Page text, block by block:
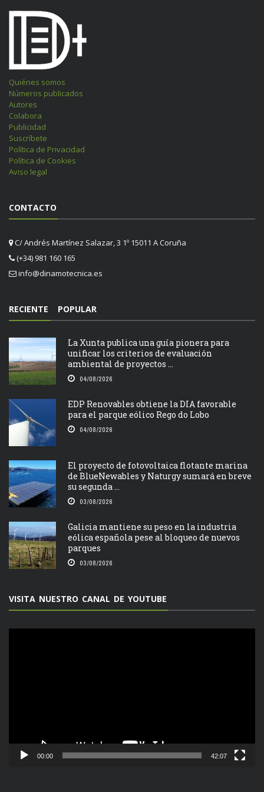
Quiénes somos
Números publicados
Autores
Colabora
Publicidad
Suscríbete
Política de Privacidad
Política de Cookies
Aviso legal
CONTACTO
C/ Andrés Martínez Salazar, 3 1º 15011 A Coruña
(+34) 981 160 165
info@dinamotecnica.es
RECIENTE POPULAR
La Xunta publica una guía pionera para
unificar los criterios de evaluación
ambiental de proyectos ...
04/08/2026
EDP Renovables obtiene la DIA favorable
para el parque eólico Rego do Lobo
04/08/2026
El proyecto de fotovoltaica flotante marina
de BlueNewables y Naturgy sumará en breve
su segunda ...
03/08/2026
Galicia mantiene su peso en la industria
eólica española pese al bloqueo de nuevos
parques
03/08/2026
VISITA NUESTRO CANAL DE YOUTUBE
00:00 42:07